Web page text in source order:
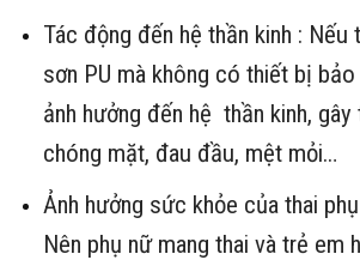
Tác động đến hệ thần kinh : Nếu
sơn PU mà không có thiết bị
ảnh hưởng đến hệ thần kinh,
chóng mặt, đau đầu, mệt mỏi…
Ảnh hưởng sức khỏe của thai
Nên phụ nữ mang thai và trẻ em